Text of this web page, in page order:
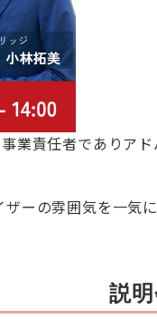
責任者でありアド
ーの雰囲気を一気に
説